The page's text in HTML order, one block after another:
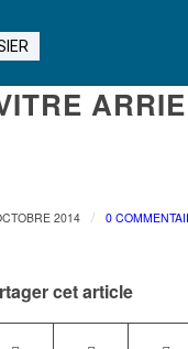
2014 / 0
cet article